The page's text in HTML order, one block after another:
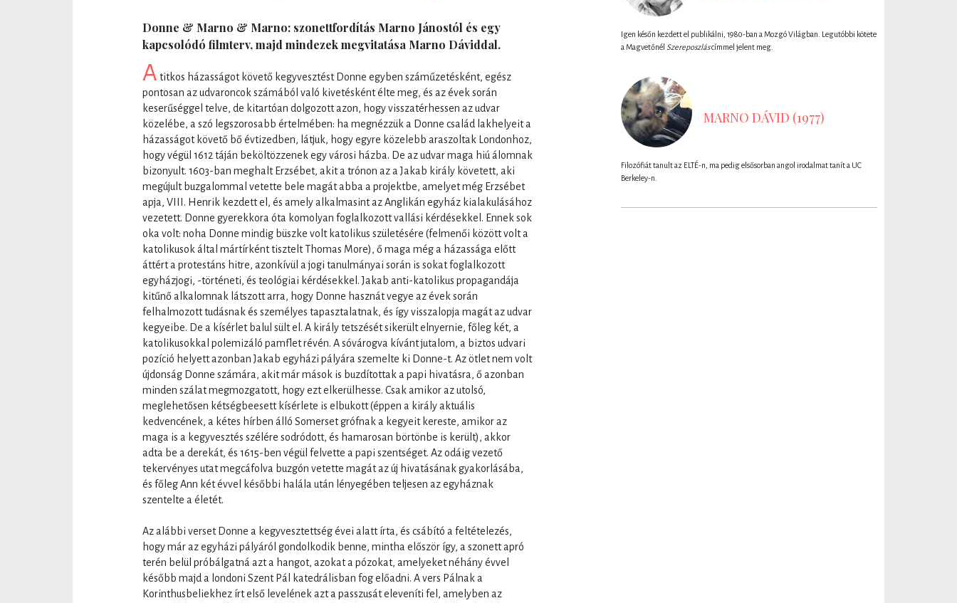
Donne & Marno & Marno: szonettfordítás Marno Jánostól és egy
kapcsolódó filmterv, majd mindezek megvitatása Marno Dáviddal.
A titkos házasságot követő kegyvesztést Donne egyben száműzetésként, egész
pontosan az udvaroncok számából való kivetésként élte meg, és az évek során
keserűséggel telve, de kitartóan dolgozott azon, hogy visszatérhessen az udvar
közelébe, a szó legszorosabb értelmében: ha megnézzük a Donne család lakhelyeit a
házasságot követő bő évtizedben, látjuk, hogy egyre közelebb araszoltak Londonhoz,
hogy végül 1612 táján beköltözzenek egy városi házba. De az udvar maga hiú álomnak
bizonyult. 1603-ban meghalt Erzsébet, akit a trónon az a Jakab király követett, aki
megújult buzgalommal vetette bele magát abba a projektbe, amelyet még Erzsébet
apja, VIII. Henrik kezdett el, és amely alkalmasint az Anglikán egyház kialakulásához
vezetett. Donne gyerekkora óta komolyan foglalkozott vallási kérdésekkel. Ennek sok
oka volt: noha Donne mindig büszke volt katolikus születésére (felmenői között volt a
katolikusok által mártírként tisztelt Thomas More), ő maga még a házassága előtt
áttért a protestáns hitre, azonkívül a jogi tanulmányai során is sokat foglalkozott
egyházjogi, -történeti, és teológiai kérdésekkel. Jakab anti-katolikus propagandája
kitűnő alkalomnak látszott arra, hogy Donne hasznát vegye az évek során
felhalmozott tudásnak és személyes tapasztalatnak, és így visszalopja magát az udvar
kegyeibe. De a kísérlet balul sült el. A király tetszését sikerült elnyernie, főleg két, a
katolikusokkal polemizáló pamflet révén. A sóvárogva kívánt jutalom, a biztos udvari
pozíció helyett azonban Jakab egyházi pályára szemelte ki Donne-t. Az ötlet nem volt
újdonság Donne számára, akit már mások is buzdítottak a papi hivatásra, ő azonban
minden szálat megmozgatott, hogy ezt elkerülhesse. Csak amikor az utolsó,
meglehetősen kétségbeesett kísérlete is elbukott (éppen a király aktuális
kedvencének, a kétes hírben álló Somerset grófnak a kegyeit kereste, amikor az
maga is a kegyvesztés szélére sodródott, és hamarosan börtönbe is került), akkor
adta be a derekát, és 1615-ben végül felvette a papi szentséget. Az odáig vezető
tekervényes utat megcáfolva buzgón vetette magát az új hivatásának gyakorlásába,
és főleg Ann két évvel későbbi halála után lényegében teljesen az egyháznak
szentelte a életét.
Az alábbi verset Donne a kegyvesztettség évei alatt írta, és csábító a feltételezés,
hogy már az egyházi pályáról gondolkodik benne, mintha először így, a szonett apró
terén belül próbálgatná azt a hangot, azokat a pózokat, amelyeket néhány évvel
később majd a londoni Szent Pál katedrálisban fog előadni. A vers Pálnak a
Korinthusbeliekhez írt első levelének azt a passzusát eleveníti fel, amelyben az
Igen későn kezdett el publikálni, 1980-ban a Mozgó Világban. Legutóbbi kötete
a Magvetőnél Szereposzláscímmel jelent meg.
MARNO DÁVID (1977)
Filozófiát tanult az ELTÉ-n, ma pedig elsősorban angol irodalmat tanít a UC
Berkeley-n.